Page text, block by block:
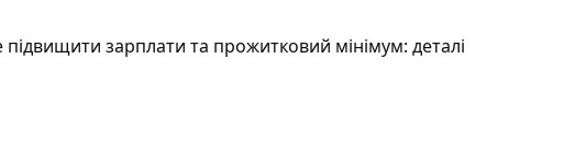
зарплати та прожитковий мінімум: деталі